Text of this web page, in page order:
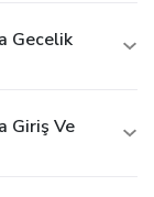
Gecelik
Giriş Ve